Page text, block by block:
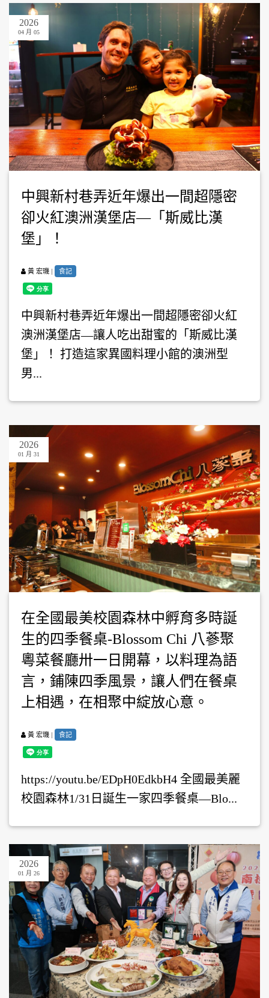
2026
04 月 05
中興新村巷弄近年爆出一間超隱密
卻火紅澳洲漢堡店—「斯威比漢
堡」！
黃 宏璣 | 食記
中興新村巷弄近年爆出一間超隱密卻火紅
澳洲漢堡店—讓人吃出甜蜜的「斯威比漢
堡」！ 打造這家異國料理小館的澳洲型
男...
2026
01 月 31
在全國最美校園森林中孵育多時誕
生的四季餐桌-Blossom Chi 八蔘聚
粵菜餐廳卅一日開幕，以料理為語
言，鋪陳四季風景，讓人們在餐桌
上相遇，在相聚中綻放心意。
黃 宏璣 | 食記
https://youtu.be/EDpH0EdkbH4 全國最美麗
校園森林1/31日誕生一家四季餐桌—Blo...
2026
01 月 26